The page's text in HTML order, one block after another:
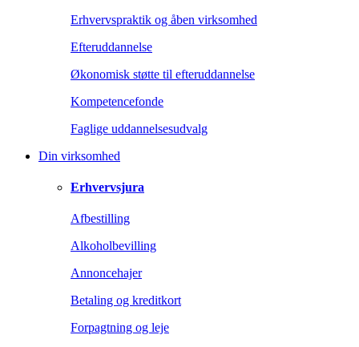
Erhvervspraktik og åben virksomhed
Efteruddannelse
Økonomisk støtte til efteruddannelse
Kompetencefonde
Faglige uddannelsesudvalg
Din virksomhed
Erhvervsjura
Afbestilling
Alkoholbevilling
Annoncehajer
Betaling og kreditkort
Forpagtning og leje